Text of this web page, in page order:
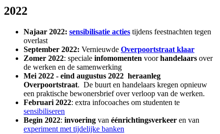
2022
Najaar 2022: sensibilisatie acties tijdens feestnachten tegen
overlast
September 2022: Vernieuwde Overpoortstraat klaar
Zomer 2022: speciale infomomenten voorhandelaars over
de werken en de samenwerking
Mei 2022 - eind augustus 2022 heraanleg
Overpoortstraat. De buurt en handelaars kregen opnieuw
een praktische bewonersbrief over verloop van de werken.
Februari 2022: extra infocoaches om studenten te
sensibiliseren
Begin 2022: invoering van éénrichtingsverkeer en van
experiment met tijdelijke banken